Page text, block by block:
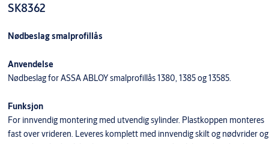
SK8362
Nødbeslag smalprofillås
Anvendelse
Nødbeslag for ASSA ABLOY smalprofillås 1380, 1385 og 13585.
Funksjon
For innvendig montering med utvendig sylinder. Plastkoppen monteres
fast over vrideren. Leveres komplett med innvendig skilt og nødvrider og